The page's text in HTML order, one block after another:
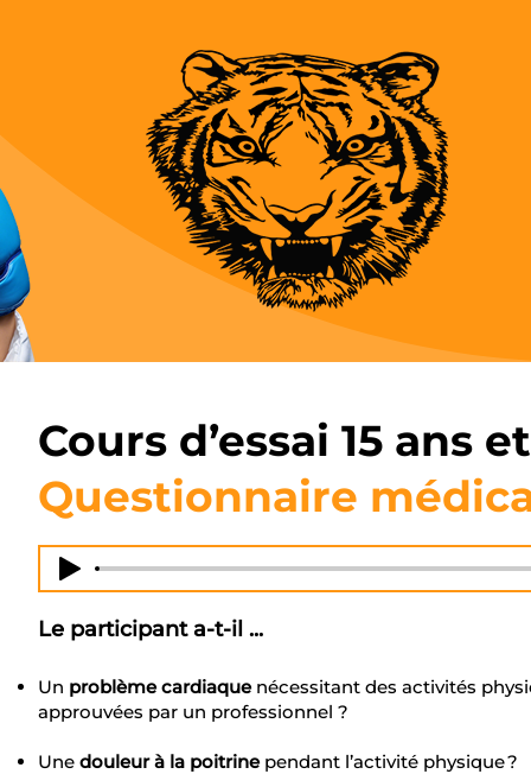
Cours d’essai 15 ans
Questionnaire
Le participant a-t-il ...
Un problème cardiaquenécessitant des activités
approuvées par un professionnel ?
Une douleur à la poitrine pendant l’activité physique ?